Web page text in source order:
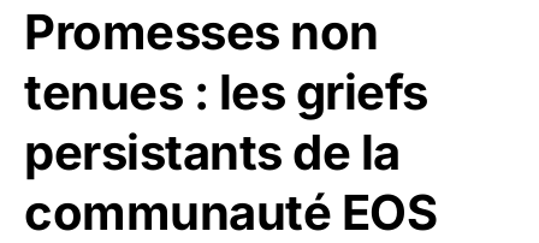
Promesses non
tenues : les griefs
persistants de la
communauté EOS